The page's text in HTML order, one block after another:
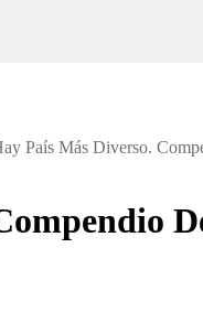
País Más Diverso.